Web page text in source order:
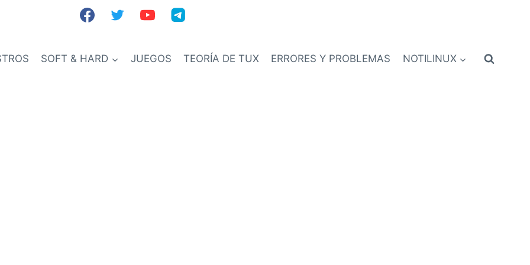
SOFT & HARD JUEGOS TEORÍA DE TUX ERRORES Y PROBLEMAS NOTILINUX